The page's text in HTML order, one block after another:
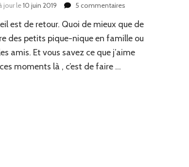
jour le10 juin 2019 5 commentairessur
le
jeu
met
est de retour. Quoi de mieux que de
des petits pique-nique en famille ou
amis. Et vous savez ce que j’aime
moments là , c’est de faire …